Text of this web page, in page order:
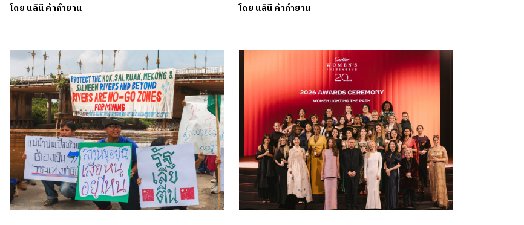
โดย นลินี ค้ากำยาน โดย นลินี ค้ากำยาน